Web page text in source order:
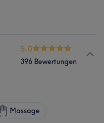
5.0
396 Bewertungen
Massage